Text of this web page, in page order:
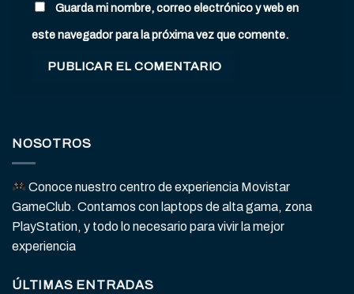
Guarda mi nombre, correo electrónico y web en
este navegador para la próxima vez que comente.
NOSOTROS
Conoce nuestro centro de experiencia Movistar
GameClub. Contamos con laptops de alta gama, zona
PlayStation, y todo lo necesario para vivir la mejor
experiencia
ÚLTIMAS ENTRADAS